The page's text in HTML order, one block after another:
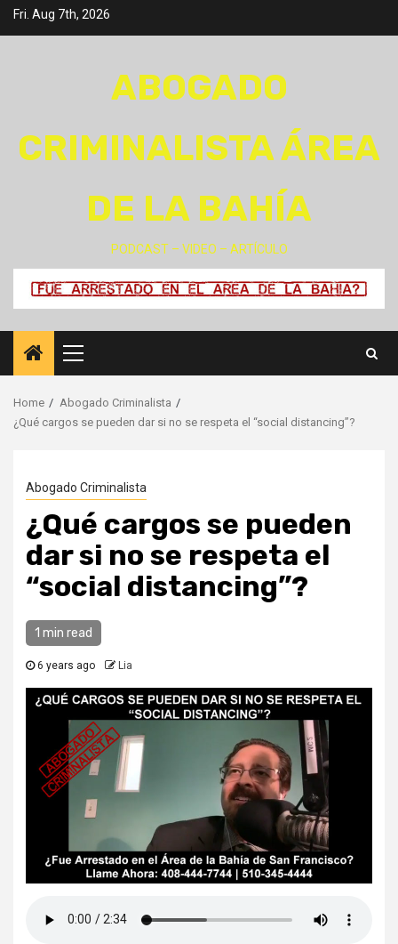
SkipFri. Aug 7th, 2026
ABOGADO
CRIMINALISTA ÁREA
DE LA BAHÍA
PODCAST – VIDEO – ARTÍCULO
Primary
Menu
Home
Abogado Criminalista
¿Qué cargos se pueden dar si no se respeta el “social distancing”?
Abogado Criminalista
¿Qué cargos se pueden
dar si no se respeta el
“social distancing”?
1 min read
6 years ago Lia